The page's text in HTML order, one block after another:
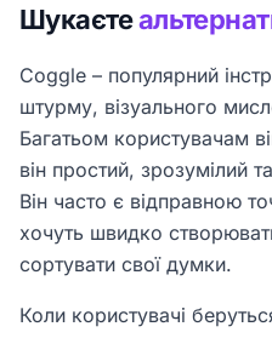
Шукаєте
Coggle – популярний
штурму, візуального
Багатьом користувачам
він простий, зрозумілий
Він часто є відправною
хочуть швидко
сортувати свої думки.
Коли користувачі